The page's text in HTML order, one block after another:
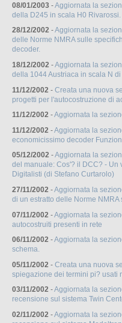
08/01/2003 -Aggiornata la
della D245 in scala H0 Rivarossi.
28/12/2002 -Aggiornata la
delle Norme NMRA sulle
decoder.
18/12/2002 -Aggiornata la
della 1044 Austriaca in scala N
11/12/2002 - Creata una nuova
progetti per l'autocostruzione di
11/12/2002 -Aggiornata la
11/12/2002 -Aggiornata la
economicissimo decoder
05/12/2002 -Aggiornata la
del manuale: Cos'? il DCC? - Un
Digitalisti (di Stefano Curtarolo)
27/11/2002 -Aggiornata la
di un estratto delle Norme
07/11/2002 -Aggiornata la
autocostruiti presenti in rete
06/11/2002 -Aggiornata la
schema.
05/11/2002 - Creata una nuova
spiegazione dei termini pi? usati
03/11/2002 -Aggiornata la
recensione sul sistema Twin
02/11/2002 -Aggiornata la